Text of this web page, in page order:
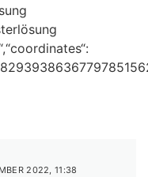
2022, 11:38